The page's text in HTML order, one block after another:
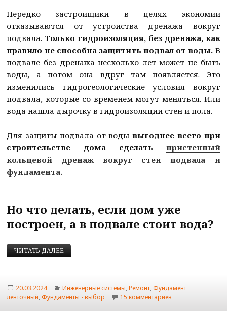
Нередко застройщики в целях экономии
отказываются от устройства дренажа вокруг
подвала.Только гидроизоляция, без дренажа, как
правило не способна защитить подвал от воды. В
подвале без дренажа несколько лет может не быть
воды, а потом она вдруг там появляется. Это
изменились гидрогеологические условия вокруг
подвала, которые со временем могут меняться. Или
вода нашла дырочку в гидроизоляции стен и пола.
Для защиты подвала от водывыгоднее всего при
строительстве дома сделать
пристенный
кольцевой дренаж вокруг стен подвала и
фундамента.
Но что делать, если дом уже
построен, а в подвале стоит вода?
ЧИТАТЬ ДАЛЕЕГРУНТОВАЯ ВОДА В ПОДВАЛЕ — ЧТО ДЕЛАТЬ?
Опубликовано
20.03.2024 Рубрики
Инженерные системы,Ремонт,Фундамент
ленточный,Фундаменты - выбор 15 комментариев